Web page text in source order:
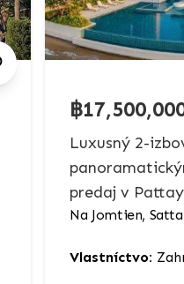
฿
Luxusný 2-
predaj v
Na Jomtien,
Vlastníctvo: